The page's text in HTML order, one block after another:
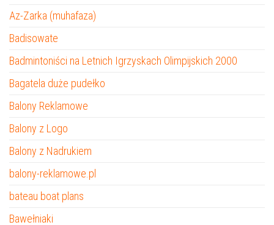
Az-Zarka (muhafaza)
Badisowate
Badmintoniści na Letnich Igrzyskach Olimpijskich 2000
Bagatela duże pudełko
Balony Reklamowe
Balony z Logo
Balony z Nadrukiem
balony-reklamowe.pl
bateau boat plans
Bawełniaki